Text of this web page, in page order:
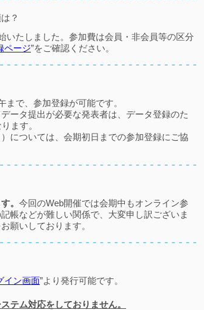
？
いたしました。参加費は会員・非会員等の区分
ページ”をご確認ください。
で、参加登録が可能です。
ータ提出が必要な発表者は、データ登録のた
ます。
については、会期初日までの参加登録にご協
。 今回のWeb開催では会期中もオンライン参
帳などが難しい関係で、大変申し訳ございま
願いしております。
イン画面”より発行可能です。
テム対応をしておりません。